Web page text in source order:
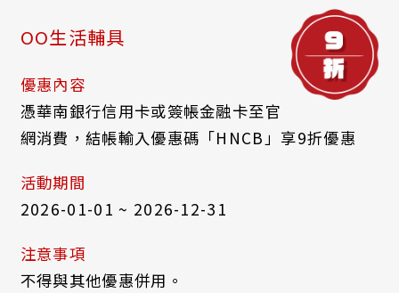
OO生活輔具
優惠內容
憑華南銀行信用卡或簽帳金融卡至官
網消費，結帳輸入優惠碼「HNCB」享9折優惠
活動期間
2026-01-01 ~ 2026-12-31
注意事項
不得與其他優惠併用。